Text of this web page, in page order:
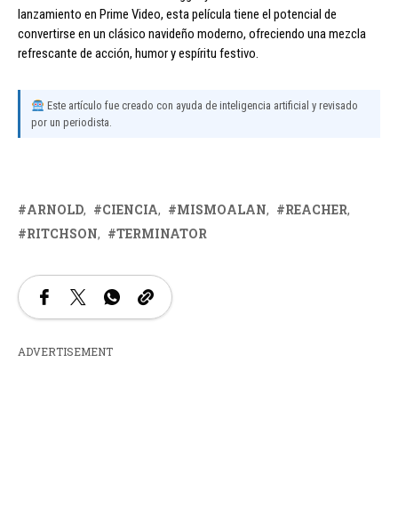
lanzamiento en Prime Video, esta película tiene el potencial de
convertirse en un clásico navideño moderno, ofreciendo una mezcla
refrescante de acción, humor y espíritu festivo.
Este artículo fue creado con ayuda de inteligencia artificial y revisado
por un periodista.
ARNOLD CIENCIA MISMOALAN
REACHER
RITCHSON
TERMINATOR
ADVERTISEMENT